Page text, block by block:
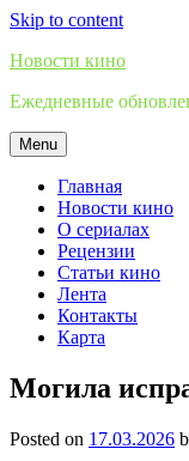
Skip to content
Новости кино
Ежедневные
Menu
Главная
Новости кино
О сериалах
Рецензии
Статьи кино
Лента
Контакты
Карта
Могила
Posted on 17.03.2026